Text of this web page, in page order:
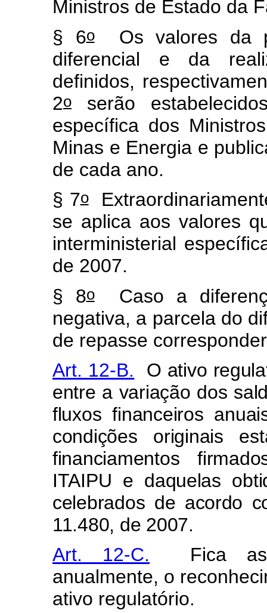
Ministros de Estado da
§ 6oOs valores da
diferencial e da
definidos,
2o serão
específica dos
Minas e Energia e
de cada ano.
§ 7o
se aplica aos valores
interministerial
de 2007.
§ 8oCaso a
negativa, a parcela do
de repasse
Art. 12-B. O ativo
entre a variação dos
fluxos financeiros
condições originais
financiamentos
ITAIPU e daquelas
celebrados de acordo
11.480, de 2007.
Art. 12-C. Fica
anualmente, o
ativo regulatório.